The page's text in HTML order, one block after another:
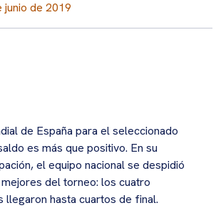
junio de 2019
de España para el seleccionado
es más que positivo. En su
el equipo nacional se despidió
del torneo: los cuatro
llegaron hasta cuartos de final.